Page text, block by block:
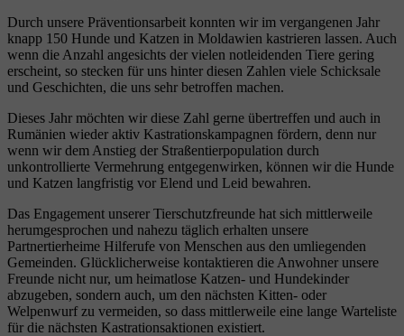
Durch unsere Präventionsarbeit konnten wir im vergangenen Jahr
knapp 150 Hunde und Katzen in Moldawien kastrieren lassen. Auch
wenn die Anzahl angesichts der vielen notleidenden Tiere gering
erscheint, so stecken für uns hinter diesen Zahlen viele Schicksale
und Geschichten, die uns sehr betroffen machen.
Dieses Jahr möchten wir diese Zahl gerne übertreffen und auch in
Rumänien wieder aktiv Kastrationskampagnen fördern, denn nur
wenn wir dem Anstieg der Straßentierpopulation durch
unkontrollierte Vermehrung entgegenwirken, können wir die Hunde
und Katzen langfristig vor Elend und Leid bewahren.
Das Engagement unserer Tierschutzfreunde hat sich mittlerweile
herumgesprochen und nahezu täglich erhalten unsere
Partnertierheime Hilferufe von Menschen aus den umliegenden
Gemeinden. Glücklicherweise kontaktieren die Anwohner unsere
Freunde nicht nur, um heimatlose Katzen- und Hundekinder
abzugeben, sondern auch, um den nächsten Kitten- oder
Welpenwurf zu vermeiden, so dass mittlerweile eine lange Warteliste
für die nächsten Kastrationsaktionen existiert.